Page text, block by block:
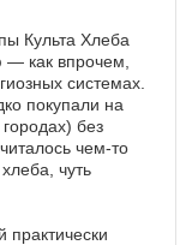
Культа Хлеба
— как впрочем,
системах.
покупали на
без
чем-то
чуть